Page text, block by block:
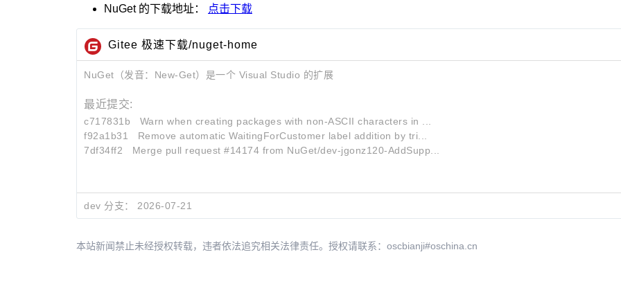
NuGet的下载地址： 点击下载
Gitee 极速下载/nuget-home
NuGet（发音：New-Get）是一个 Visual Studio 的扩展
最近提交:
c717831b Warn when creating packages with non-ASCII characters in ...
f92a1b31
Remove automatic WaitingForCustomer label addition by tri...
7df34ff2
Merge pull request #14174 from NuGet/dev-jgonz120-AddSupp...
dev 分支： 2026-07-21
本站新闻禁止未经授权转载，违者依法追究相关法律责任。授权请联系：oscbianji#oschina.cn